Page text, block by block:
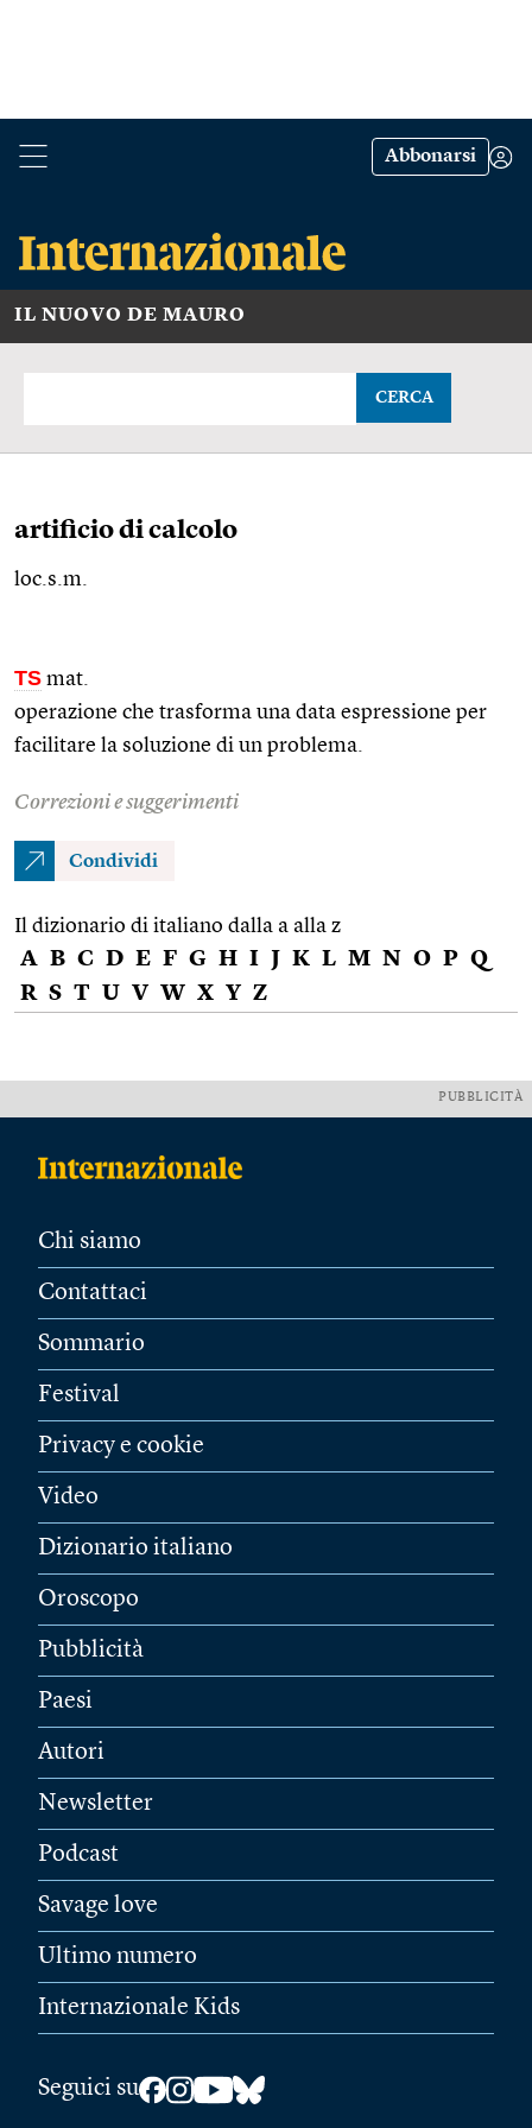
Abbonarsi
IL NUOVO DE MAURO
CERCA
artificio di calcolo
loc.s.m.
TS mat.
operazione che trasforma una data espressione per
facilitare la soluzione di un problema.
Correzioni e suggerimenti
Condividi
Il dizionario di italiano dalla a alla z
A B C D E F G H I J K L M N O P Q
R S T U V W X Y Z
PUBBLICITÀ
Chi siamo
Contattaci
Sommario
Festival
Privacy e cookie
Video
Dizionario italiano
Oroscopo
Pubblicità
Paesi
Autori
Newsletter
Podcast
Savage love
Ultimo numero
Internazionale Kids
Seguici su